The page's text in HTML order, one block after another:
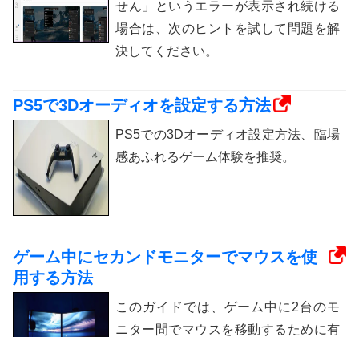
せん」というエラーが表示され続ける
場合は、次のヒントを試して問題を解
決してください。
PS5で3Dオーディオを設定する方法
PS5での3Dオーディオ設定方法、臨場
感あふれるゲーム体験を推奨。
ゲーム中にセカンドモニターでマウスを使
用する方法
このガイドでは、ゲーム中に2台のモ
ニター間でマウスを移動するために有